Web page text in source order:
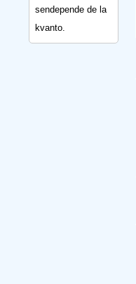
sendepende de la
kvanto.